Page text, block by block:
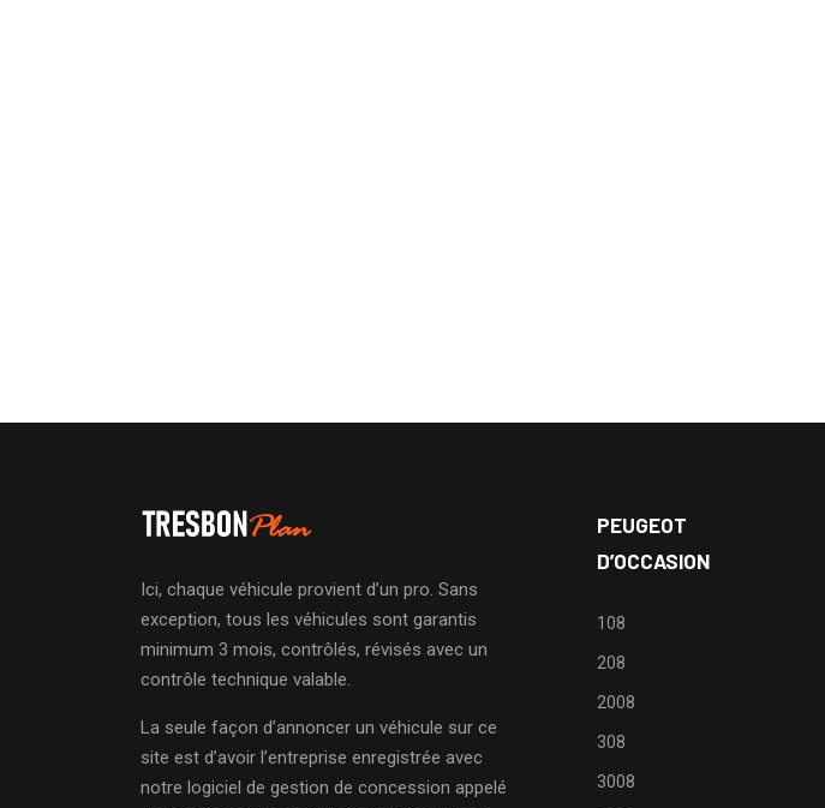
Ici, chaque véhicule provient d’un pro. Sans
exception, tous les véhicules sont garantis
minimum 3 mois, contrôlés, révisés avec un
contrôle technique valable.
La seule façon d’annoncer un véhicule sur ce
site est d’avoir l’entreprise enregistrée avec
notre logiciel de gestion de concession appelé
PEUGEOT
D’OCCASION
108
208
2008
308
3008